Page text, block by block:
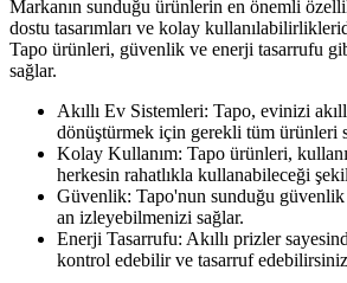
Markanın sunduğu ürünlerin en önemli
dostu tasarımları ve kolay
Tapo ürünleri, güvenlik ve enerji tasarrufu
sağlar.
Akıllı Ev Sistemleri: Tapo, evinizi
dönüştürmek için gerekli tüm ürünleri
Kolay Kullanım: Tapo ürünleri,
herkesin rahatlıkla kullanabileceği
Güvenlik: Tapo'nun sunduğu güvenlik
an izleyebilmenizi sağlar.
Enerji Tasarrufu: Akıllı prizler
kontrol edebilir ve tasarruf